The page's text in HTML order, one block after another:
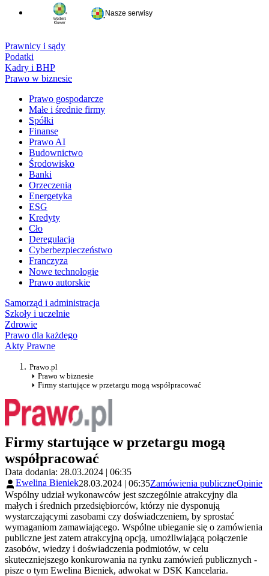
Nasze serwisy
Prawnicy i sądy
Podatki
Kadry i BHP
Prawo w biznesie
Prawo gospodarcze
Małe i średnie firmy
Spółki
Finanse
Prawo AI
Budownictwo
Środowisko
Banki
Orzeczenia
Energetyka
ESG
Kredyty
Cło
Deregulacja
Cyberbezpieczeństwo
Franczyza
Nowe technologie
Prawo autorskie
Samorząd i administracja
Szkoły i uczelnie
Zdrowie
Prawo dla każdego
Akty Prawne
Prawo.pl
Prawo w biznesie
Firmy startujące w przetargu mogą współpracować
Firmy startujące w przetargu mogą
współpracować
Data dodania: 28.03.2024 | 06:35
Ewelina Bieniek28.03.2024 | 06:35Zamówienia publiczneOpinie
Wspólny udział wykonawców jest szczególnie atrakcyjny dla
małych i średnich przedsiębiorców, którzy nie dysponują
wystarczającymi zasobami czy doświadczeniem, by sprostać
wymaganiom zamawiającego. Wspólne ubieganie się o zamówienia
publiczne jest zatem atrakcyjną opcją, umożliwiającą połączenie
zasobów, wiedzy i doświadczenia podmiotów, w celu
skuteczniejszego konkurowania na rynku zamówień publicznych -
pisze o tym Ewelina Bieniek, adwokat w DSK Kancelaria.